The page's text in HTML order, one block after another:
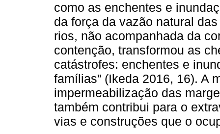
como as enchentes e
da força da vazão natural
rios, não acompanhada da
contenção, transformou as
catástrofes: enchentes e
famílias” (Ikeda 2016, 16). A
impermeabilização das
também contribui para o
vias e construções que o